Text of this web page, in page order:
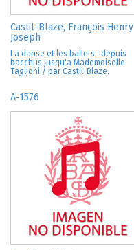
Castil-Blaze, François Henry
Joseph
La danse et les ballets : depuis
bacchus jusqu'a Mademoiselle
Taglioni / par Castil-Blaze.
A-1576